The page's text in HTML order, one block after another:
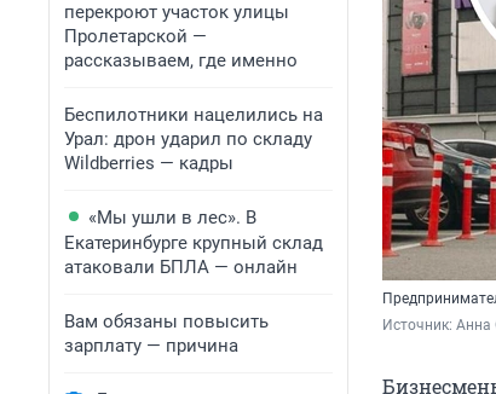
перекроют участок улицы
Пролетарской —
рассказываем, где именно
Беспилотники нацелились на
Урал: дрон ударил по складу
Wildberries — кадры
«Мы ушли в лес». В
Екатеринбурге крупный склад
атаковали БПЛА — онлайн
Вам обязаны повысить
зарплату — причина
Источник: Анна